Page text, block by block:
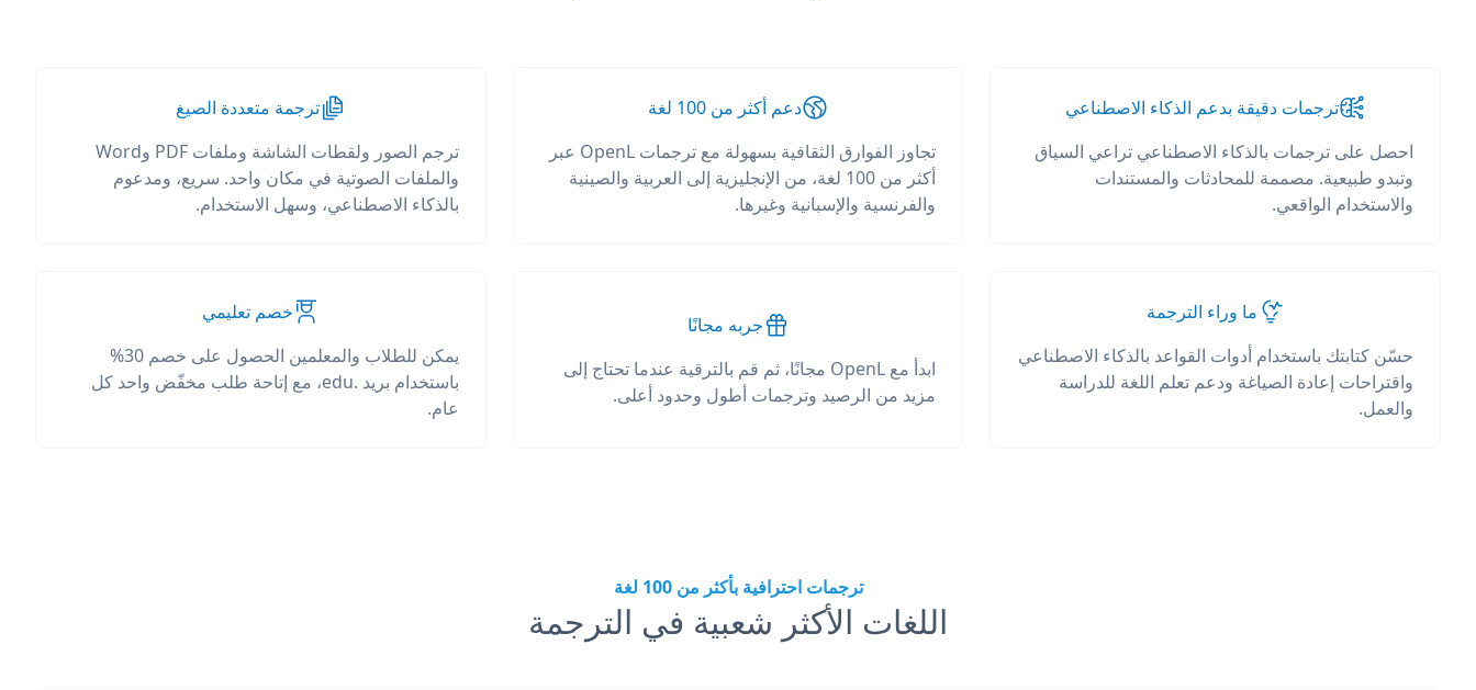
ترجمات دقيقة بدعم الذكاء الاصطناعي
احصل على ترجمات بالذكاء الاصطناعي تراعي السياق
وتبدو طبيعية. مصممة للمحادثات والمستندات
والاستخدام الواقعي.
دعم أكثر من 100 لغة
تجاوز الفوارق الثقافية بسهولة مع ترجمات OpenL عبر
أكثر من 100 لغة، من الإنجليزية إلى العربية والصينية
والفرنسية والإسبانية وغيرها.
ترجمة متعددة الصيغ
ترجم الصور ولقطات الشاشة وملفات PDF وWord
والملفات الصوتية في مكان واحد. سريع، ومدعوم
بالذكاء الاصطناعي، وسهل الاستخدام.
ما وراء الترجمة
حسّن كتابتك باستخدام أدوات القواعد بالذكاء الاصطناعي
واقتراحات إعادة الصياغة ودعم تعلم اللغة للدراسة
والعمل.
جربه مجانًا
ابدأ مع OpenL مجانًا، ثم قم بالترقية عندما تحتاج إلى
مزيد من الرصيد وترجمات أطول وحدود أعلى.
خصم تعليمي
يمكن للطلاب والمعلمين الحصول على خصم 30%
باستخدام بريد .edu، مع إتاحة طلب مخفّض واحد كل
عام.
ترجمات احترافية بأكثر من 100 لغة
اللغات الأكثر شعبية في الترجمة